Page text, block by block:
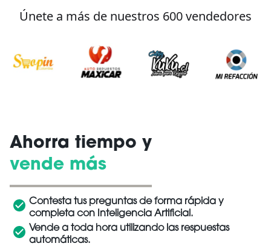
Únete a más de nuestros 600 vendedores
Ahorra tiempo y
vende más
Contesta tus preguntas de forma rápida y
completa con Inteligencia Artificial.
Vende a toda hora utilizando las respuestas
automáticas.